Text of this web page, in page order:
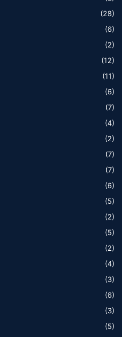
(28)
(6)
(2)
(12)
(11)
(6)
(7)
(4)
(2)
(7)
(7)
(6)
(5)
(2)
(5)
(2)
(4)
(3)
(6)
(3)
(5)